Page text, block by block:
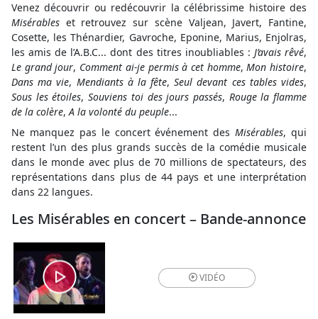
Venez découvrir ou redécouvrir la célébrissime histoire des
Misérables et retrouvez sur scène Valjean, Javert, Fantine,
Cosette, les Thénardier, Gavroche, Eponine, Marius, Enjolras,
les amis de l’A.B.C... dont des titres inoubliables : J’avais rêvé,
Le grand jour, Comment ai-je permis à cet homme,Mon histoire,
Dans ma vie, Mendiants à la fête,Seul devant ces tables vides,
Sous les étoiles,Souviens toi des jours passés, Rouge la flamme
de la colère,A la volonté du peuple...
Ne manquez pas le concert événement desMisérables, qui
restent l’un des plus grands succès de la comédie musicale
dans le monde avec plus de 70 millions de spectateurs, des
représentations dans plus de 44 pays et une interprétation
dans 22 langues.
Les Misérables en concert – Bande-annonce
VIDÉO